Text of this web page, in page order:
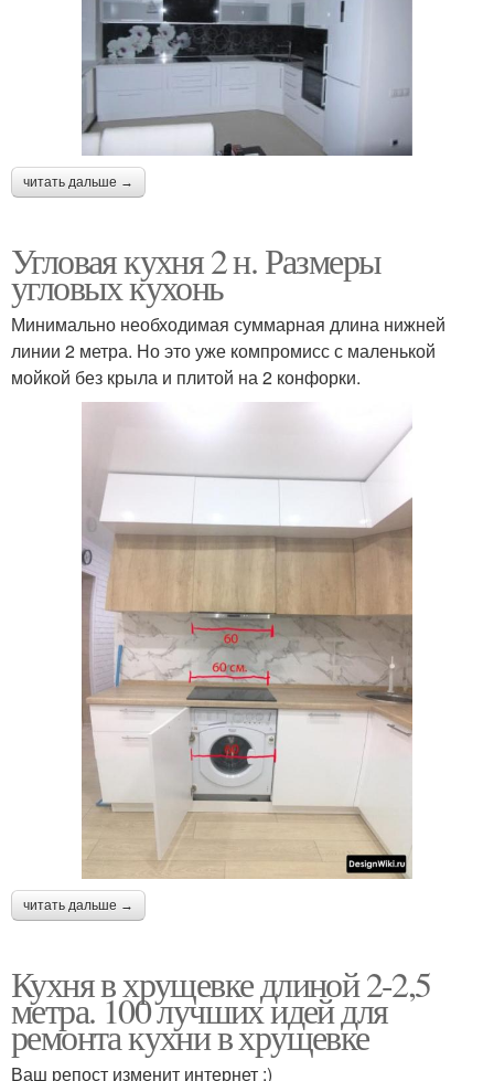
читать дальше →
Угловая кухня 2 н. Размеры
угловых кухонь
Минимально необходимая суммарная длина нижней
линии 2 метра. Но это уже компромисс с маленькой
мойкой без крыла и плитой на 2 конфорки.
читать дальше →
Кухня в хрущевке длиной 2-2,5
метра. 100 лучших идей для
ремонта кухни в хрущевке
Ваш репост изменит интернет :)